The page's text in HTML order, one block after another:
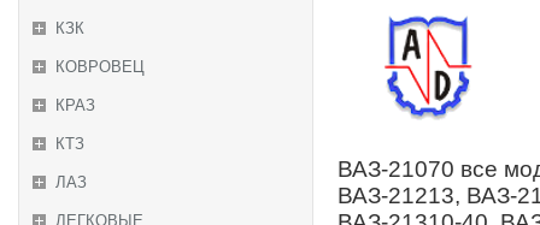
КЗК
КОВРОВЕЦ
КРАЗ
КТЗ
ЛАЗ
ЛЕГКОВЫЕ
ВАЗ-21070 все
ВАЗ-21213, ВАЗ-